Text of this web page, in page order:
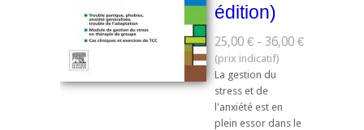
édition)
25,00 € - 36,00 €
La gestion du
stress et de
l'anxiété est en
plein essor dans le